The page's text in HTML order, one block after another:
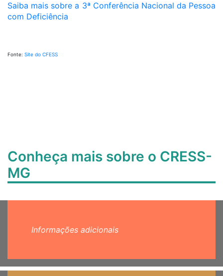
Saiba mais sobre a 3ª Conferência Nacional da Pessoa
com Deficiência
Fonte: Site do CFESS
Conheça mais sobre o CRESS-
MG
Informações adicionais